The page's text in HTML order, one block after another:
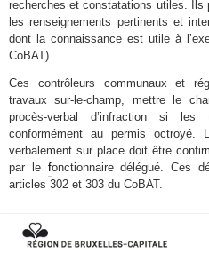
recherches et constatations utiles. Ils
les renseignements pertinents et
dont la connaissance est utile à
CoBAT).
Ces contrôleurs communaux et
travaux sur-le-champ, mettre le
procès-verbal d’infraction si
conformément au permis octroyé.
verbalement sur place doit être
par le fonctionnaire délégué. Ces
articles 302 et 303 du CoBAT.